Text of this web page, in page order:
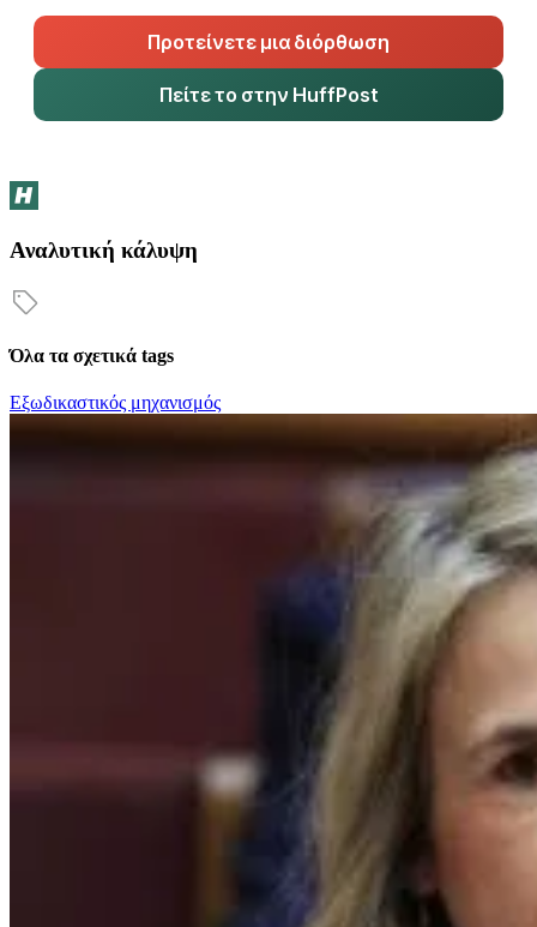
Προτείνετε μια διόρθωση
Πείτε το στην HuffPost
Αναλυτική κάλυψη
Όλα τα σχετικά tags
Εξωδικαστικός μηχανισμός